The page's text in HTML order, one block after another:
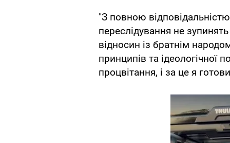
"З повною
переслідування не
відносин із братнім
принципів та ідеологічної
процвітання, і за це я